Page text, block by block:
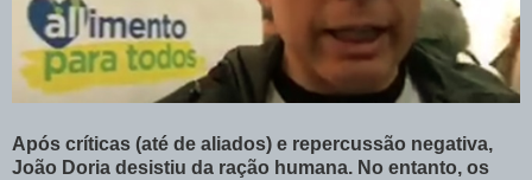
Após críticas (até de aliados) e repercussão negativa,
João Doria desistiu da ração humana. No entanto, os